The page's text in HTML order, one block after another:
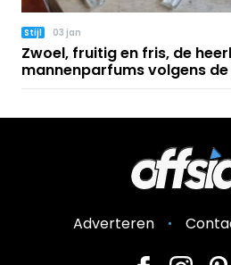
Stijl 03 jan
Zwoel, fruitig en fris, de
mannenparfums volgens
Adverteren